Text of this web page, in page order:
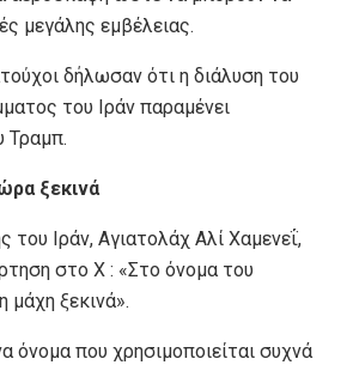
μεγάλης εμβέλειας.
δήλωσαν ότι η διάλυση του
του Ιράν παραμένει
Τραμπ.
ξεκινά
Ιράν, Αγιατολάχ Αλί Χαμενεΐ,
στο X : «Στο όνομα του
μάχη ξεκινά».
όνομα που χρησιμοποιείται συχνά